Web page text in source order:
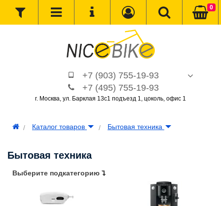
+7 (903) 755-19-93
+7 (495) 755-19-93
г. Москва, ул. Барклая 13с1 подъезд 1, цоколь, офис 1
0
Каталог товаров Бытовая техника
Бытовая техника
Выберите подкатегорию